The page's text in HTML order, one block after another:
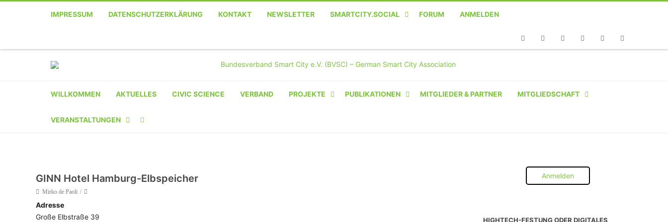
IMPRESSUM DATENSCHUTZERKLÄRUNG KONTAKT NEWSLETTER SMARTCITY.SOCIAL FORUM ANMELDEN
WILLKOMMEN AKTUELLES CIVIC SCIENCE VERBAND PROJEKTE PUBLIKATIONEN MITGLIEDER & PARTNER MITGLIEDSCHAFT
INSTITUTION
VERANSTALTUNGEN
REGISTRIERUNG
VERANSTALTUNG
EINREICHEN
GINN Hotel Hamburg-Elbspeicher
Mirko de Paoli
Adresse
Große Elbstraße 39
Anmelden
HIGHTECH-FESTUNG ODER DIGITALES